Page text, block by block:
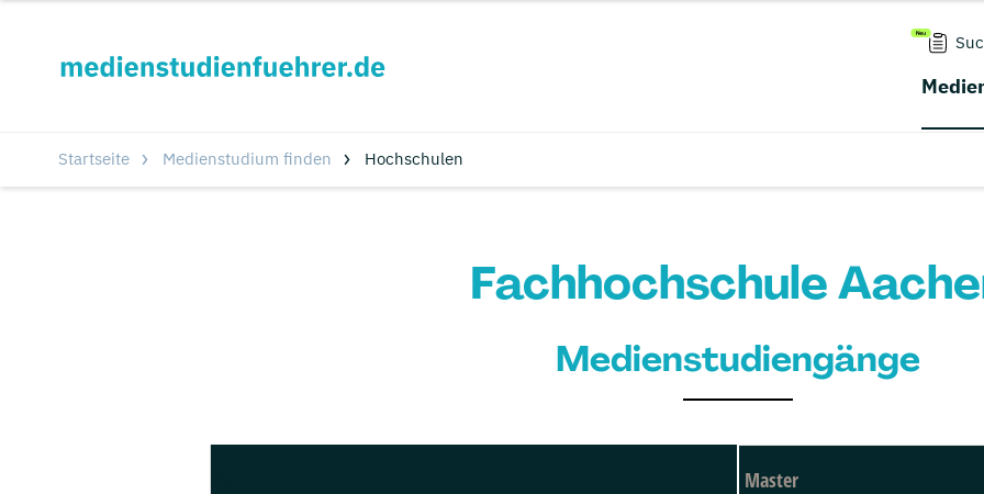
Startseite Medienstudium finden Hochschulen
Fachhochschule
Medienstudiengänge
Master